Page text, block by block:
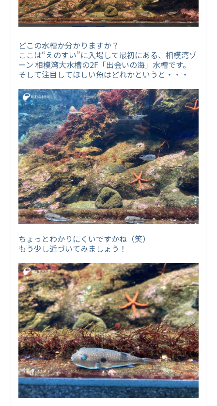
どこの水槽か分かりますか？
ここは“えのすい”に入場して最初にある、相模湾ゾ
ーン 相模湾大水槽の2F「出会いの海」水槽です。
そして注目してほしい魚はどれかというと・・・
ちょっとわかりにくいですかね（笑）
もう少し近づいてみましょう！